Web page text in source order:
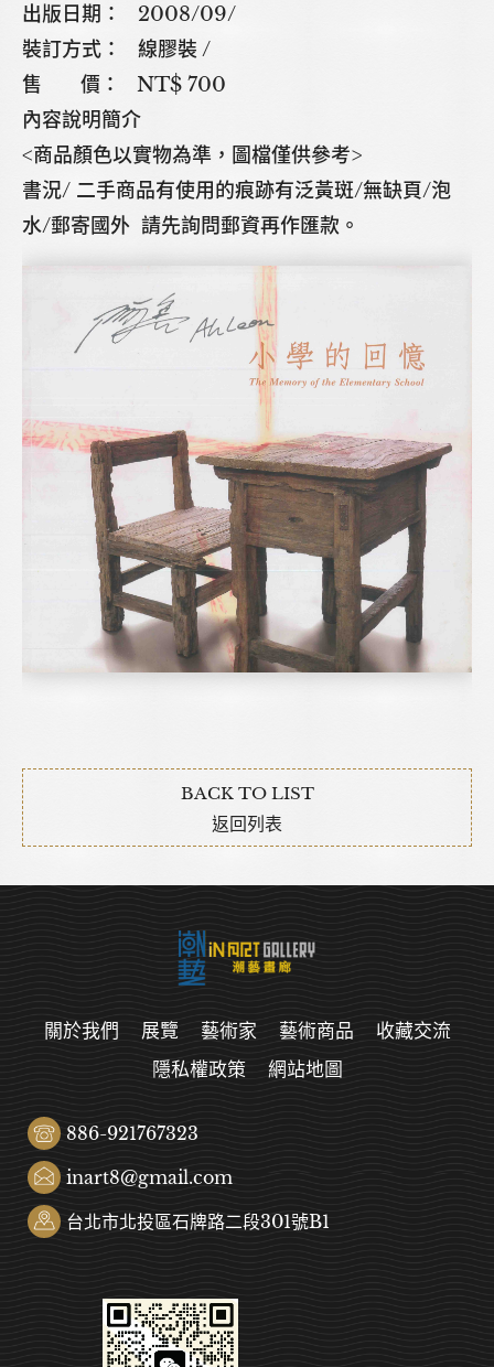
出版日期： 2008/09/
裝訂方式： 線膠裝 /
售 價： NT$ 700
內容說明簡介
<商品顏色以實物為準，圖檔僅供參考>
書況/ 二手商品有使用的痕跡有泛黃斑/無缺頁/泡
水/郵寄國外 請先詢問郵資再作匯款。
BACK TO LIST
返回列表
關於我們 展覽 藝術家 藝術商品
收藏交流
隱私權政策
網站地圖
886-921767323
inart8@gmail.com
台北市北投區石牌路二段301號B1